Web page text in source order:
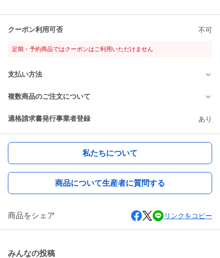
クーポン利用可否 不可
定期・予約商品ではクーポンはご利用いただけません
支払い方法
複数商品のご注文について
適格請求書発行事業者登録 あり
私たちについて
商品について生産者に質問する
商品をシェア リンクをコピー
みんなの投稿